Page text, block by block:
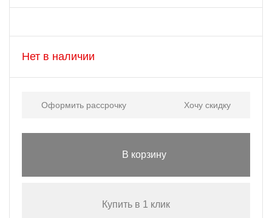
Нет в наличии
Оформить рассрочку Хочу скидку
В корзину
Купить в 1 клик